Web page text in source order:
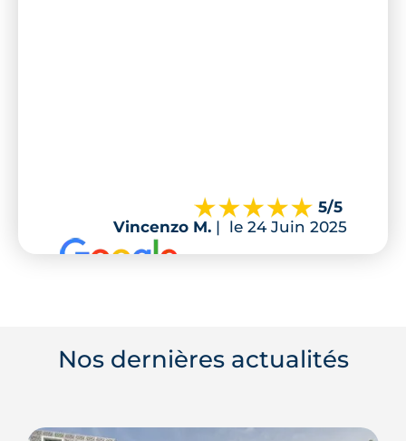
5/5
Vincenzo M. | le 24 Juin 2025
Nos dernières actualités